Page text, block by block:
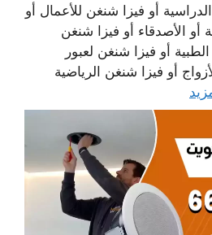
أو فيزا شنغن للأعمال أو
أو الأصدقاء أو فيزا شنغن
أو فيزا شنغن لعبور
أو فيزا شنغن الرياضية